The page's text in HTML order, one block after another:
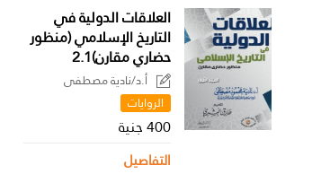
العلاقات الدولية في
التاريخ الإسلامي (منظور
حضاري مقارن)2.1
أ.د/نادية مصطفى
الروايات
400 جنية
التفاصيل